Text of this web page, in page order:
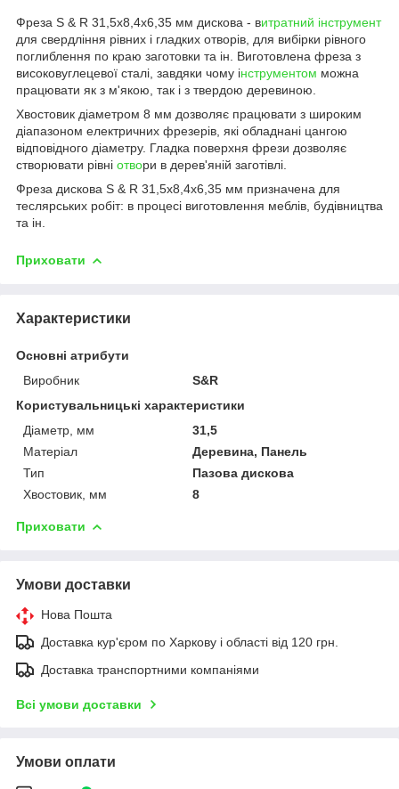
Фреза S & R 31,5х8,4х6,35 мм дискова - витратний інструмент
для свердління рівних і гладких отворів, для вибірки рівного
поглиблення по краю заготовки та ін. Виготовлена фреза з
високовуглецевої сталі, завдяки чому інструментом можна
працювати як з м'якою, так і з твердою деревиною.
Хвостовик діаметром 8 мм дозволяє працювати з широким
діапазоном електричних фрезерів, які обладнані цангою
відповідного діаметру. Гладка поверхня фрези дозволяє
створювати рівні отвори в дерев'яній заготівлі.
Фреза дискова S & R 31,5х8,4х6,35 мм призначена для
теслярських робіт: в процесі виготовлення меблів, будівництва
та ін.
Приховати
Характеристики
Основні атрибути
Виробник
S&R
Користувальницькі характеристики
Діаметр, мм
31,5
Матеріал
Деревина, Панель
Тип
Пазова дискова
Хвостовик, мм
8
Приховати
Умови доставки
Нова Пошта
Доставка кур'єром по Харкову і області від 120 грн.
Доставка транспортними компаніями
Всі умови доставки
Умови оплати